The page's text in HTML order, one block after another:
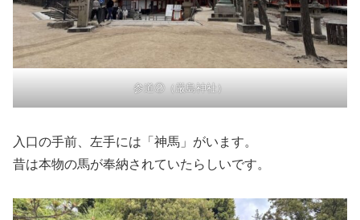
参道②（厳島神社）
入口の手前、左手には「神馬」がいます。
昔は本物の馬が奉納されていたらしいです。